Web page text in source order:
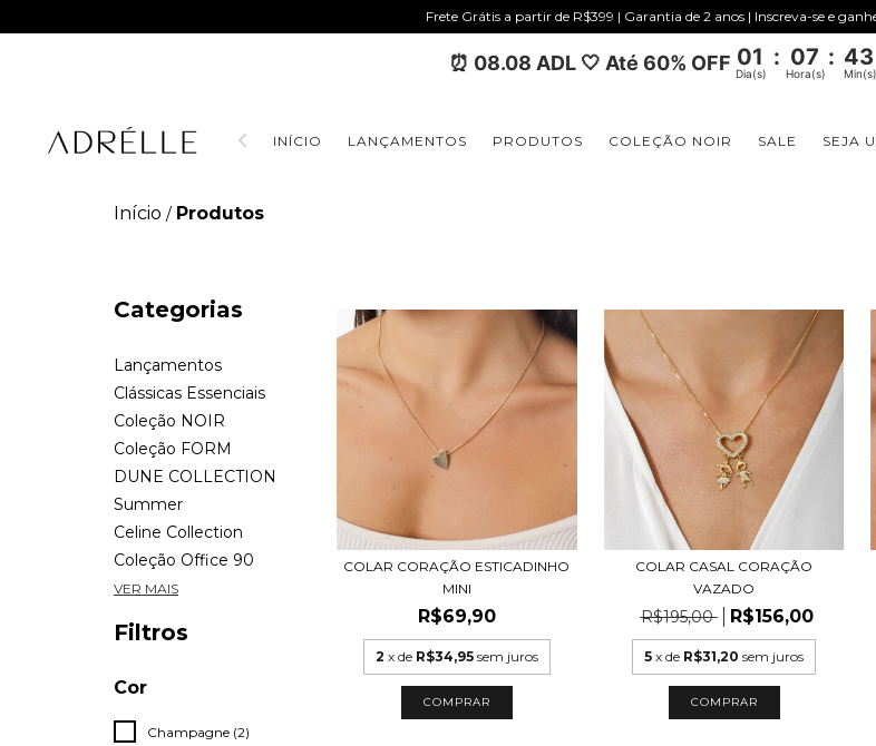
Frete Grátis a partir de R$399 | Garantia de 2 anos | Inscreva-se e
⏰ 08.08 ADL 🤍 Até 60% OFF 01 : 07 : 43
Dia(s) Hora(s) Min(s)
INÍCIO LANÇAMENTOS PRODUTOS COLEÇÃO NOIR SALE SEJA
Início / Produtos
Categorias
Lançamentos
Clássicas Essenciais
Coleção NOIR
Coleção FORM
DUNE COLLECTION
Summer
Celine Collection
Coleção Office 90
VER MAIS
Filtros
Cor
Champagne (2)
COLAR CORAÇÃO ESTICADINHO
MINI
R$69,90
2 x de R$34,95 sem juros
COMPRAR
COLAR CASAL CORAÇÃO
VAZADO
R$195,00 R$156,00
5 x de R$31,20 sem juros
COMPRAR